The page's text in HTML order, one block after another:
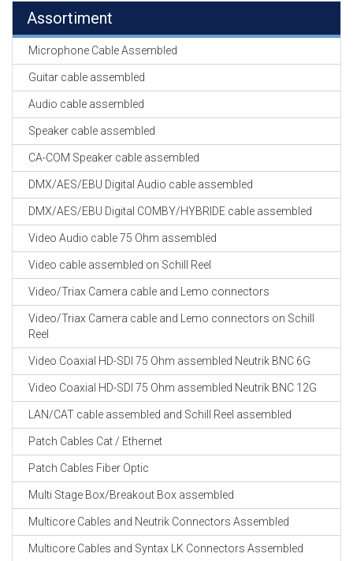
Assortiment
Microphone Cable Assembled
Guitar cable assembled
Audio cable assembled
Speaker cable assembled
CA-COM Speaker cable assembled
DMX/AES/EBU Digital Audio cable assembled
DMX/AES/EBU Digital COMBY/HYBRIDE cable assembled
Video Audio cable 75 Ohm assembled
Video cable assembled on Schill Reel
Video/Triax Camera cable and Lemo connectors
Video/Triax Camera cable and Lemo connectors on Schill
Reel
Video Coaxial HD-SDI 75 Ohm assembled Neutrik BNC 6G
Video Coaxial HD-SDI 75 Ohm assembled Neutrik BNC 12G
LAN/CAT cable assembled and Schill Reel assembled
Patch Cables Cat / Ethernet
Patch Cables Fiber Optic
Multi Stage Box/Breakout Box assembled
Multicore Cables and Neutrik Connectors Assembled
Multicore Cables and Syntax LK Connectors Assembled